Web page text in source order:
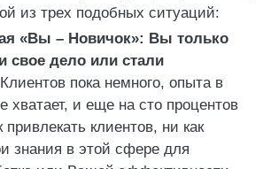
из трех подобных ситуаций:
«Вы – Новичок»: Вы только
свое дело или стали
пока немного, опыта в
хватает, и еще на сто процентов
привлекать клиентов, ни как
знания в этой сфере для